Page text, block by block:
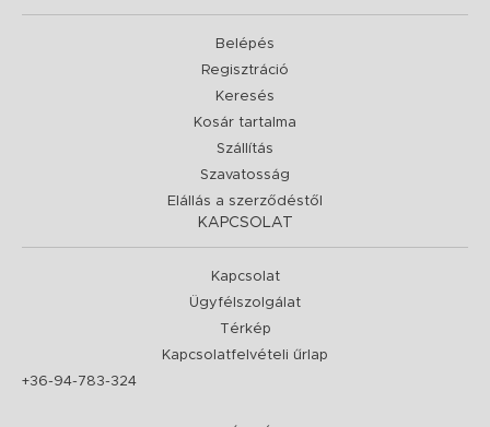
Belépés
Regisztráció
Keresés
Kosár tartalma
Szállítás
Szavatosság
Elállás a szerződéstől
KAPCSOLAT
Kapcsolat
Ügyfélszolgálat
Térkép
Kapcsolatfelvételi űrlap
+36-94-783-324